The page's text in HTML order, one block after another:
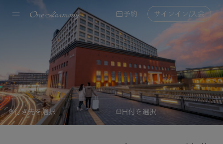
予約 サインイン/入会
行き先を選択 日付を選択